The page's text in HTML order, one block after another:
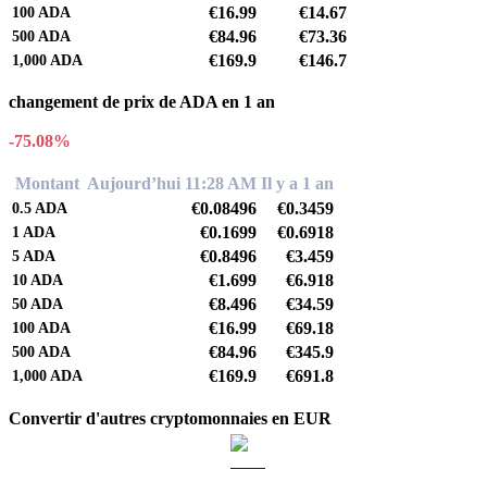
100 ADA €16.99 €14.67
500 ADA €84.96 €73.36
1,000 ADA €169.9 €146.7
changement de prix de ADA en 1 an
-75.08%
Montant Aujourd’hui 11:28 AM Il y a 1 an
0.5 ADA €0.08496 €0.3459
1 ADA €0.1699 €0.6918
5 ADA €0.8496 €3.459
10 ADA €1.699 €6.918
50 ADA €8.496 €34.59
100 ADA €16.99 €69.18
500 ADA €84.96 €345.9
1,000 ADA €169.9 €691.8
Convertir d'autres cryptomonnaies en EUR